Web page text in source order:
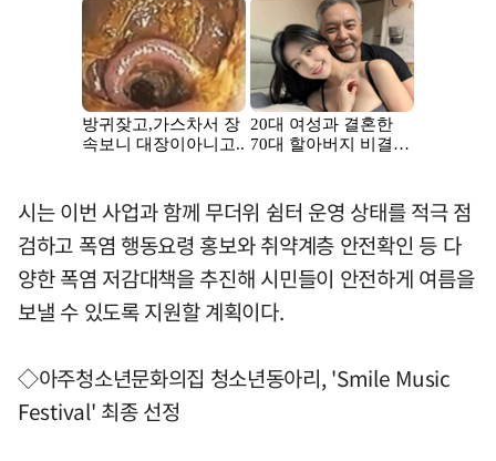
시는 이번 사업과 함께 무더위 쉼터 운영 상태를 적극 점
검하고 폭염 행동요령 홍보와 취약계층 안전확인 등 다
양한 폭염 저감대책을 추진해 시민들이 안전하게 여름을
보낼 수 있도록 지원할 계획이다.
◇아주청소년문화의집 청소년동아리, 'Smile Music
Festival' 최종 선정